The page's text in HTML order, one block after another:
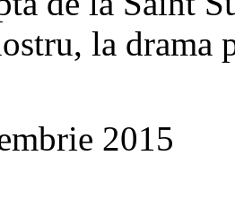
la drama
2015